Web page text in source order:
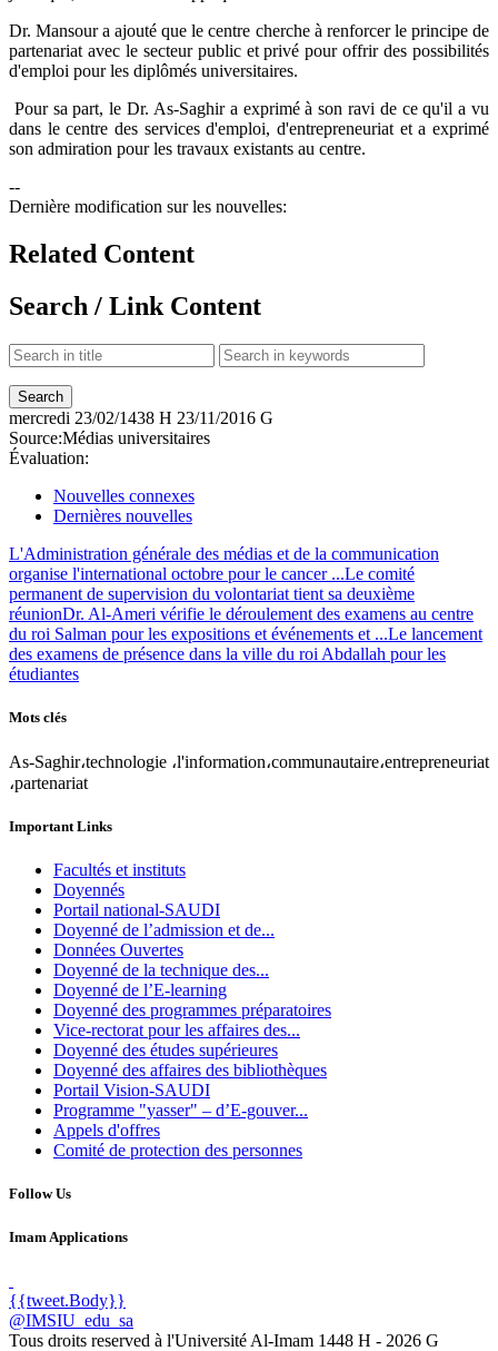
Dr. Mansour a ajouté que le centre cherche à renforcer le principe de
partenariat avec le secteur public et privé pour offrir des possibilités
d'emploi pour les diplômés universitaires.
Pour sa part, le Dr. As-Saghir a exprimé à son ravi de ce qu'il a vu
dans le centre des services d'emploi, d'entrepreneuriat et a exprimé
son admiration pour les travaux existants au centre.
--
Dernière modification sur les nouvelles:
Related Content
Search / Link Content
mercredi 23/02/1438 H 23/11/2016 G
Source:Médias universitaires
Évaluation:
Nouvelles connexes
Dernières nouvelles
L'Administration générale des médias et de la communication
organise l'international octobre pour le cancer ...Le comité
permanent de supervision du volontariat tient sa deuxième
réunionDr. Al-Ameri vérifie le déroulement des examens au centre
du roi Salman pour les expositions et événements et ...Le lancement
des examens de présence dans la ville du roi Abdallah pour les
étudiantes
Mots clés
As-Saghir،technologie ،l'information،communautaire،entrepreneuriat
،partenariat
Important Links
Facultés et instituts
Doyennés
Portail national-SAUDI
Doyenné de l’admission et de...
Données Ouvertes
Doyenné de la technique des...
Doyenné de l’E-learning
Doyenné des programmes préparatoires
Vice-rectorat pour les affaires des...
Doyenné des études supérieures
Doyenné des affaires des bibliothèques
Portail Vision-SAUDI
Programme "yasser" – d’E-gouver...
Appels d'offres
Comité de protection des personnes
Follow Us
Imam Applications
{{tweet.Body}}
@IMSIU_edu_sa
Tous droits reserved à l'Université Al-Imam 1448 H - 2026 G